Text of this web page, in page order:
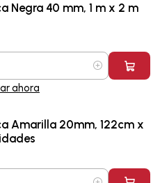
Negra 40 mm, 1 m x 2 m
ahora
Amarilla 20mm, 122cm x